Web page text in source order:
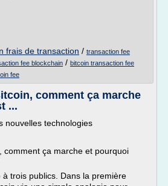
frais de transaction / transaction fee
fee blockchain / bitcoin transaction fee
fee
comment ça marche
...
nouvelles technologies
comment ça marche et pourquoi
trois publics. Dans la première